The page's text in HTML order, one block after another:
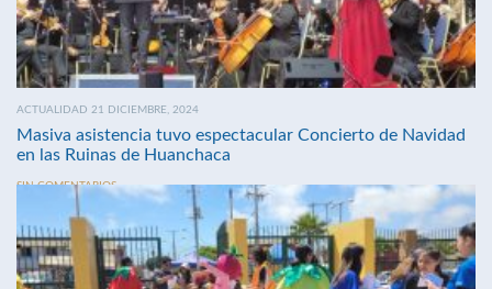
ACTUALIDAD 21 DICIEMBRE, 2024
Masiva asistencia tuvo espectacular Concierto de Navidad
en las Ruinas de Huanchaca
SIN COMENTARIOS